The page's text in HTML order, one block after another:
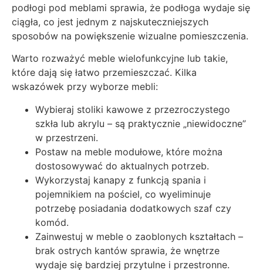
podłogi pod meblami sprawia, że podłoga wydaje się
ciągła, co jest jednym z najskuteczniejszych
sposobów na powiększenie wizualne pomieszczenia.
Warto rozważyć meble wielofunkcyjne lub takie,
które dają się łatwo przemieszczać. Kilka
wskazówek przy wyborze mebli:
Wybieraj stoliki kawowe z przezroczystego
szkła lub akrylu – są praktycznie „niewidoczne”
w przestrzeni.
Postaw na meble modułowe, które można
dostosowywać do aktualnych potrzeb.
Wykorzystaj kanapy z funkcją spania i
pojemnikiem na pościel, co wyeliminuje
potrzebę posiadania dodatkowych szaf czy
komód.
Zainwestuj w meble o zaoblonych kształtach –
brak ostrych kantów sprawia, że wnętrze
wydaje się bardziej przytulne i przestronne.